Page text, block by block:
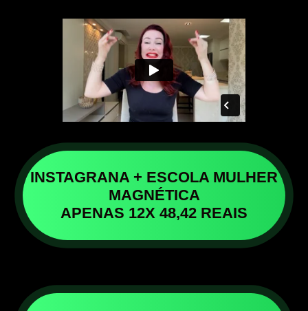
INSTAGRANA + ESCOLA MULHER
MAGNÉTICA
APENAS 12X 48,42 REAIS